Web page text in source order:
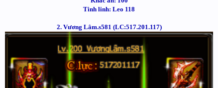
Tinh linh: Leo 118
2. Vương Lâm.s581 (LC:517.201.117)